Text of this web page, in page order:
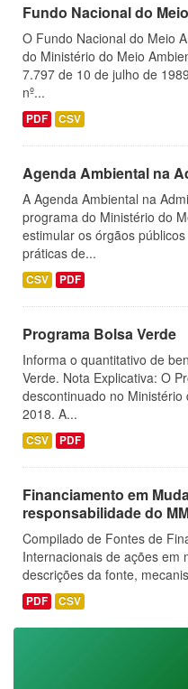
Fundo Nacional do
O Fundo Nacional do Meio
do Ministério do Meio
7.797 de 10 de julho de
nº...
PDF CSV
Agenda Ambiental na
A Agenda Ambiental na
programa do Ministério do
estimular os órgãos
práticas de...
CSV PDF
Programa Bolsa Verde
Informa o quantitativo de
Verde. Nota Explicativa: O
descontinuado no
2018. A...
CSV PDF
Financiamento em
responsabilidade do
Compilado de Fontes de
Internacionais de ações em
descrições da fonte,
PDF CSV